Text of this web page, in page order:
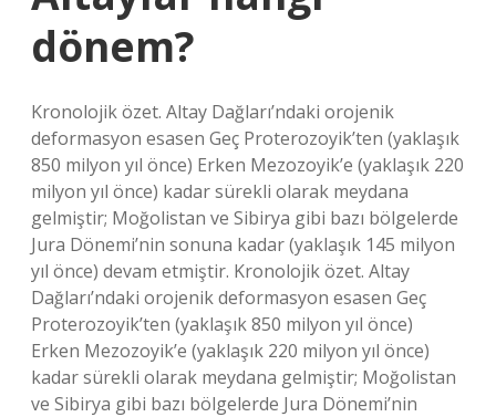
dönem?
Kronolojik özet. Altay Dağları’ndaki orojenik
deformasyon esasen Geç Proterozoyik’ten (yaklaşık
850 milyon yıl önce) Erken Mezozoyik’e (yaklaşık 220
milyon yıl önce) kadar sürekli olarak meydana
gelmiştir; Moğolistan ve Sibirya gibi bazı bölgelerde
Jura Dönemi’nin sonuna kadar (yaklaşık 145 milyon
yıl önce) devam etmiştir. Kronolojik özet. Altay
Dağları’ndaki orojenik deformasyon esasen Geç
Proterozoyik’ten (yaklaşık 850 milyon yıl önce)
Erken Mezozoyik’e (yaklaşık 220 milyon yıl önce)
kadar sürekli olarak meydana gelmiştir; Moğolistan
ve Sibirya gibi bazı bölgelerde Jura Dönemi’nin